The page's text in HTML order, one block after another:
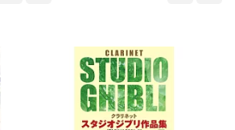
ロベールとルイ・
ゴー(1)
ンズ(1)